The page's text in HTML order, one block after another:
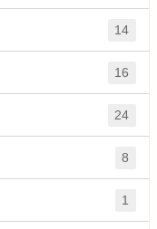
14
16
24
8
1